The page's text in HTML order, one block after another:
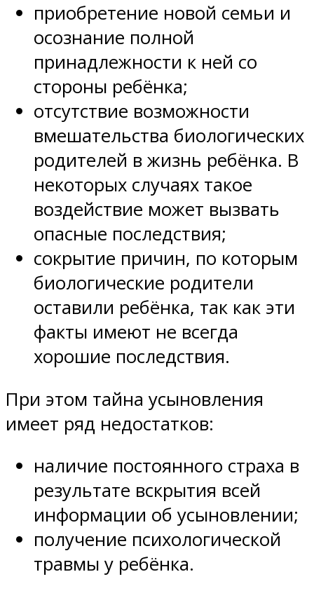
приобретение новой семьи и
осознание полной
принадлежности к ней со
стороны ребёнка;
отсутствие возможности
вмешательства биологических
родителей в жизнь ребёнка. В
некоторых случаях такое
воздействие может вызвать
опасные последствия;
сокрытие причин, по которым
биологические родители
оставили ребёнка, так как эти
факты имеют не всегда
хорошие последствия.
При этом тайна усыновления
имеет ряд недостатков:
наличие постоянного страха в
результате вскрытия всей
информации об усыновлении;
получение психологической
травмы у ребёнка.